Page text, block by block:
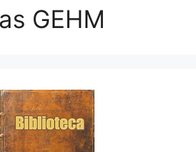
GEHM